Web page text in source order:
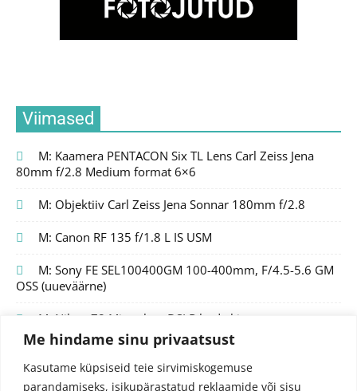
Me hindame sinu privaatsust
Kasutame küpsiseid teie sirvimiskogemuse
parandamiseks, isikupärastatud reklaamide või sisu
Viimased
M: Kaamera PENTACON Six TL Lens Carl Zeiss Jena
80mm f/2.8 Medium format 6×6
M: Objektiiv Carl Zeiss Jena Sonnar 180mm f/2.8
M: Canon RF 135 f/1.8 L IS USM
M: Sony FE SEL100400GM 100-400mm, F/4.5-5.6 GM
OSS (uueväärne)
M: Nikon Z8 Mirrorless DSLR body kit